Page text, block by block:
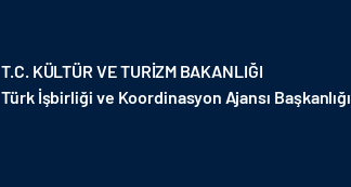
T.C. KÜLTÜR VE TURİZM BAKANLIĞI
Türk İşbirliği ve Koordinasyon Ajansı Başkanlığı